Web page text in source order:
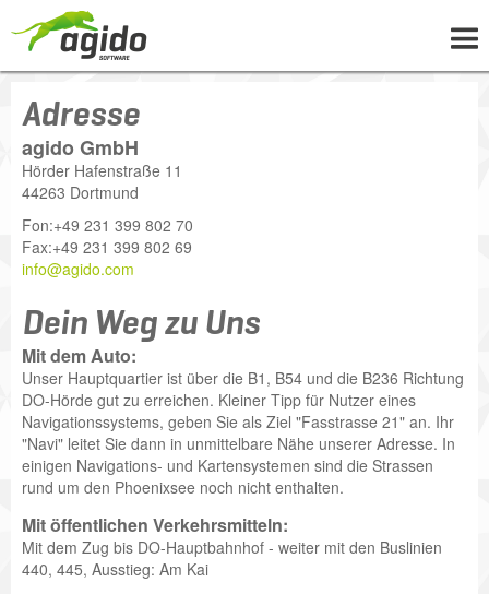
UNTERNEHMEN
LÖSUNGEN
PROJEKTE
NEWS
WISSEN
Adresse
agido GmbH
Hörder Hafenstraße 11
44263 Dortmund
Fon:+49 231 399 802 70
Fax:+49 231 399 802 69
info@agido.com
Dein Weg zu Uns
Mit dem Auto:
Unser Hauptquartier ist über die B1, B54 und die B236 Richtung
DO-Hörde gut zu erreichen. Kleiner Tipp für Nutzer eines
Navigationssystems, geben Sie als Ziel "Fasstrasse 21" an. Ihr
"Navi" leitet Sie dann in unmittelbare Nähe unserer Adresse. In
einigen Navigations- und Kartensystemen sind die Strassen
rund um den Phoenixsee noch nicht enthalten.
Mit öffentlichen Verkehrsmitteln:
Mit dem Zug bis DO-Hauptbahnhof - weiter mit den Buslinien
440, 445, Ausstieg: Am Kai